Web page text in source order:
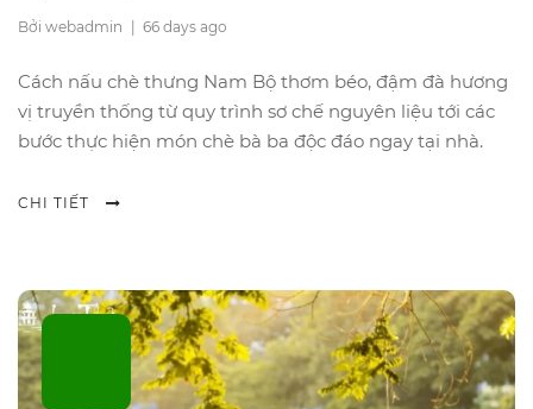
Bởi webadmin 66 days ago
Cách nấu chè thưng Nam Bộ thơm béo, đậm đà hương
vị truyền thống từ quy trình sơ chế nguyên liệu tới các
bước thực hiện món chè bà ba độc đáo ngay tại nhà.
CHI TIẾT